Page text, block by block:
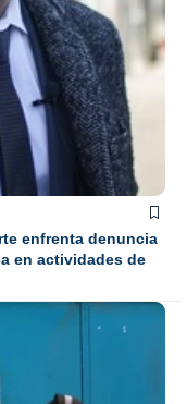
enfrenta denuncia
en actividades de